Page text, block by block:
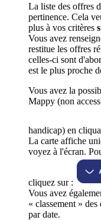
La liste des offres
pertinence. Cela
plus à vos critères
Vous avez
restitue les offres
celles-ci sont
est le plus proche
Vous avez la
Mappy (non
handicap) en
La carte affiche
voyez à l'écran.
cliquez sur :
Vous avez
« classement »
par date.